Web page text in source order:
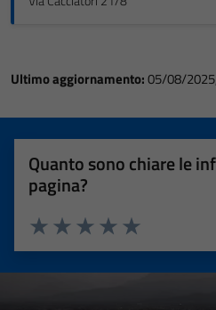
Ultimo aggiornamento:05/08/
Quanto sono chiare le
pagina?
Valuta 5 stelle
Valuta 4 stelle su 5
Valuta 3 stelle su 5
Valuta 2 stelle su 5
Valuta 1 stelle su 5